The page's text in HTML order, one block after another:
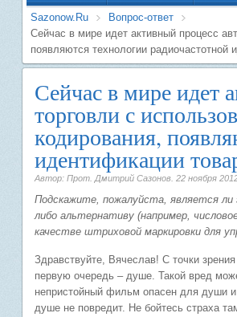
Sazonow.Ru
Вопрос-ответ
Сейчас в мире идет активный процесс
появляются технологии радиочастотной
Сейчас в мире идет
торговли с
кодирования,
идентификации
Автор: Прот. Дмитрий Сазонов. 22 ноября
Подскажите, пожалуйста, является
либо альтернативу (например,
качестве штриховой маркировки для
Здравствуйте, Вячеслав! С точки
первую очередь – душе. Такой вред
непристойный фильм опасен для души и
душе не повредит. Не бойтесь страха